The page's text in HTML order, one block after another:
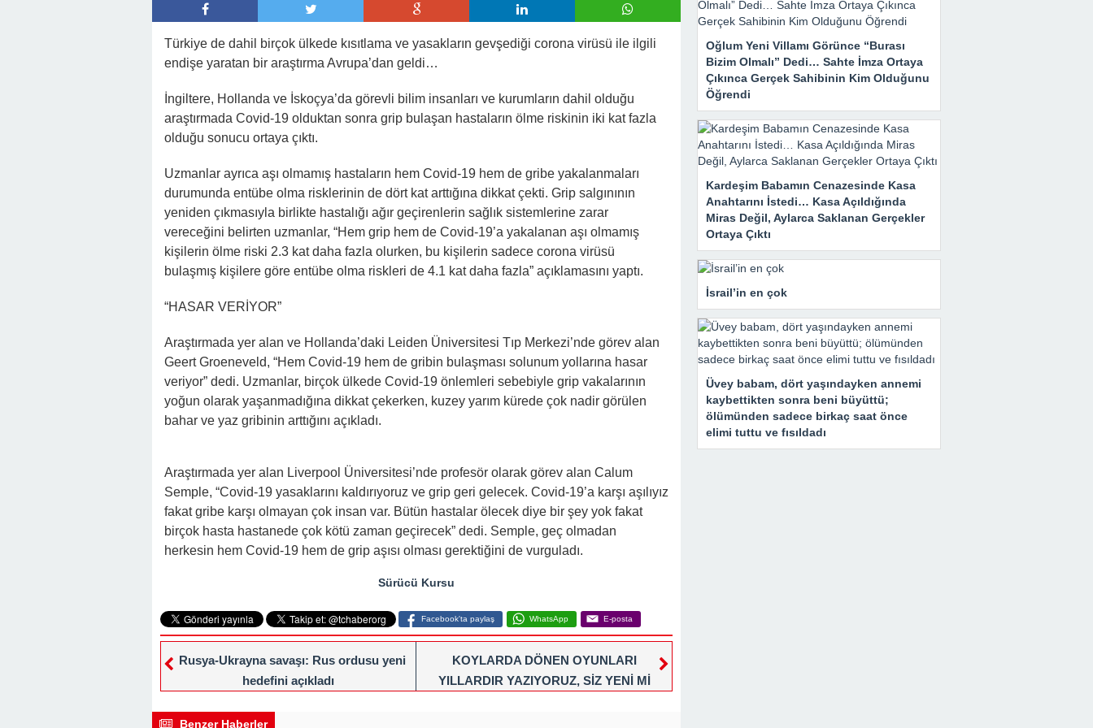
23:02 -
Gelinim Evimin Anahtarını İzinsiz Kullanıyordu… Kilitleri Değiştirdim, Ama Asıl Sürprizi Akşam Oğlum
19:34 -
Düğün Günü Tokat Attı, Servetini Almaya Çalıştı! Ama Genç Kadının Tek Hamlesi Her Şeyi Tersine
Türkiye de dahil birçok ülkede kısıtlama ve yasakların gevşediği corona virüsü ile ilgili
endişe yaratan bir araştırma Avrupa’dan geldi…
İngiltere, Hollanda ve İskoçya’da görevli bilim insanları ve kurumların dahil olduğu
araştırmada Covid-19 olduktan sonra grip bulaşan hastaların ölme riskinin iki kat fazla
olduğu sonucu ortaya çıktı.
Uzmanlar ayrıca aşı olmamış hastaların hem Covid-19 hem de gribe yakalanmaları
durumunda entübe olma risklerinin de dört kat arttığına dikkat çekti. Grip salgınının
yeniden çıkmasıyla birlikte hastalığı ağır geçirenlerin sağlık sistemlerine zarar
vereceğini belirten uzmanlar, “Hem grip hem de Covid-19’a yakalanan aşı olmamış
kişilerin ölme riski 2.3 kat daha fazla olurken, bu kişilerin sadece corona virüsü
bulaşmış kişilere göre entübe olma riskleri de 4.1 kat daha fazla” açıklamasını yaptı.
“HASAR VERİYOR”
Araştırmada yer alan ve Hollanda’daki Leiden Üniversitesi Tıp Merkezi’nde görev alan
Geert Groeneveld, “Hem Covid-19 hem de gribin bulaşması solunum yollarına hasar
veriyor” dedi. Uzmanlar, birçok ülkede Covid-19 önlemleri sebebiyle grip vakalarının
yoğun olarak yaşanmadığına dikkat çekerken, kuzey yarım kürede çok nadir görülen
bahar ve yaz gribinin arttığını açıkladı.
Araştırmada yer alan Liverpool Üniversitesi’nde profesör olarak görev alan Calum
Semple, “Covid-19 yasaklarını kaldırıyoruz ve grip geri gelecek. Covid-19’a karşı aşılıyız
fakat gribe karşı olmayan çok insan var. Bütün hastalar ölecek diye bir şey yok fakat
birçok hasta hastanede çok kötü zaman geçirecek” dedi. Semple, geç olmadan
herkesin hem Covid-19 hem de grip aşısı olması gerektiğini de vurguladı.
Sürücü Kursu
Facebook'ta paylaş WhatsApp E-posta
Rusya-Ukrayna savaşı: Rus ordusu yeni
hedefini açıkladı
KOYLARDA DÖNEN OYUNLARI
YILLARDIR YAZIYORUZ, SİZ YENİ Mİ
Benzer Haberler
Oğlum Yeni Villamı Görünce “Burası
Bizim Olmalı” Dedi… Sahte İmza Ortaya
Çıkınca Gerçek Sahibinin Kim Olduğunu
Öğrendi
Kardeşim Babamın Cenazesinde Kasa
Anahtarını İstedi… Kasa Açıldığında
Miras Değil, Aylarca Saklanan Gerçekler
Ortaya Çıktı
İsrail’in en çok
Üvey babam, dört yaşındayken annemi
kaybettikten sonra beni büyüttü;
ölümünden sadece birkaç saat önce
elimi tuttu ve fısıldadı